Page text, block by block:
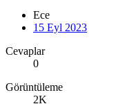
Ece
15 Eyl 2023
Cevaplar
0
Görüntüleme
2K